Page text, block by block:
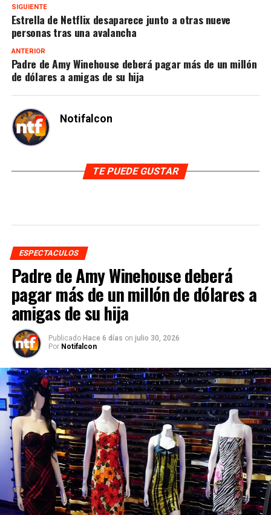
SIGUIENTE
Estrella de Netflix desaparece junto a otras nueve
personas tras una avalancha
ANTERIOR
Padre de Amy Winehouse deberá pagar más de un millón
de dólares a amigas de su hija
Notifalcon
TE PUEDE GUSTAR
ESPECTACULOS
Padre de Amy Winehouse deberá
pagar más de un millón de dólares a
amigas de su hija
Publicado Hace 6 días on julio 30, 2026
Por Notifalcon